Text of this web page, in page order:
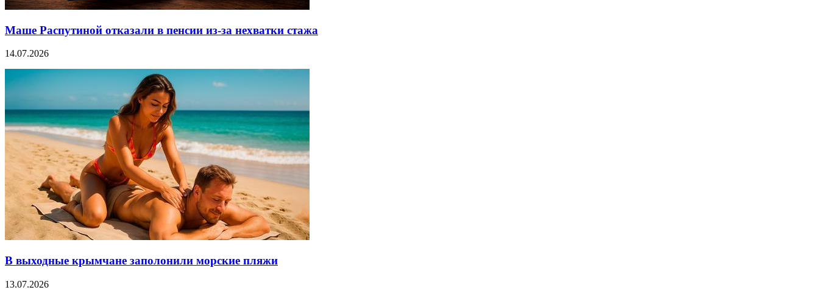
Маше Распутиной отказали в пенсии из-за нехватки стажа
14.07.2026
В выходные крымчане заполонили морские пляжи
13.07.2026